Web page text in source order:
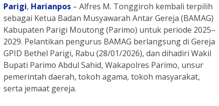
Parigi, Harianpos – Alfres M. Tonggiroh kembali terpilih
sebagai Ketua Badan Musyawarah Antar Gereja (BAMAG)
Kabupaten Parigi Moutong (Parimo) untuk periode 2025–
2029. Pelantikan pengurus BAMAG berlangsung di Gereja
GPID Bethel Parigi, Rabu (28/01/2026), dan dihadiri Wakil
Bupati Parimo Abdul Sahid, Wakapolres Parimo, unsur
pemerintah daerah, tokoh agama, tokoh masyarakat,
serta jemaat gereja.